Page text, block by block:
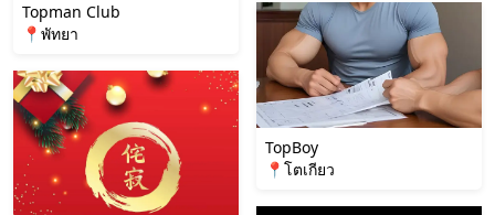
Topman Club
📍พัทยา
TopBoy
📍โตเกียว